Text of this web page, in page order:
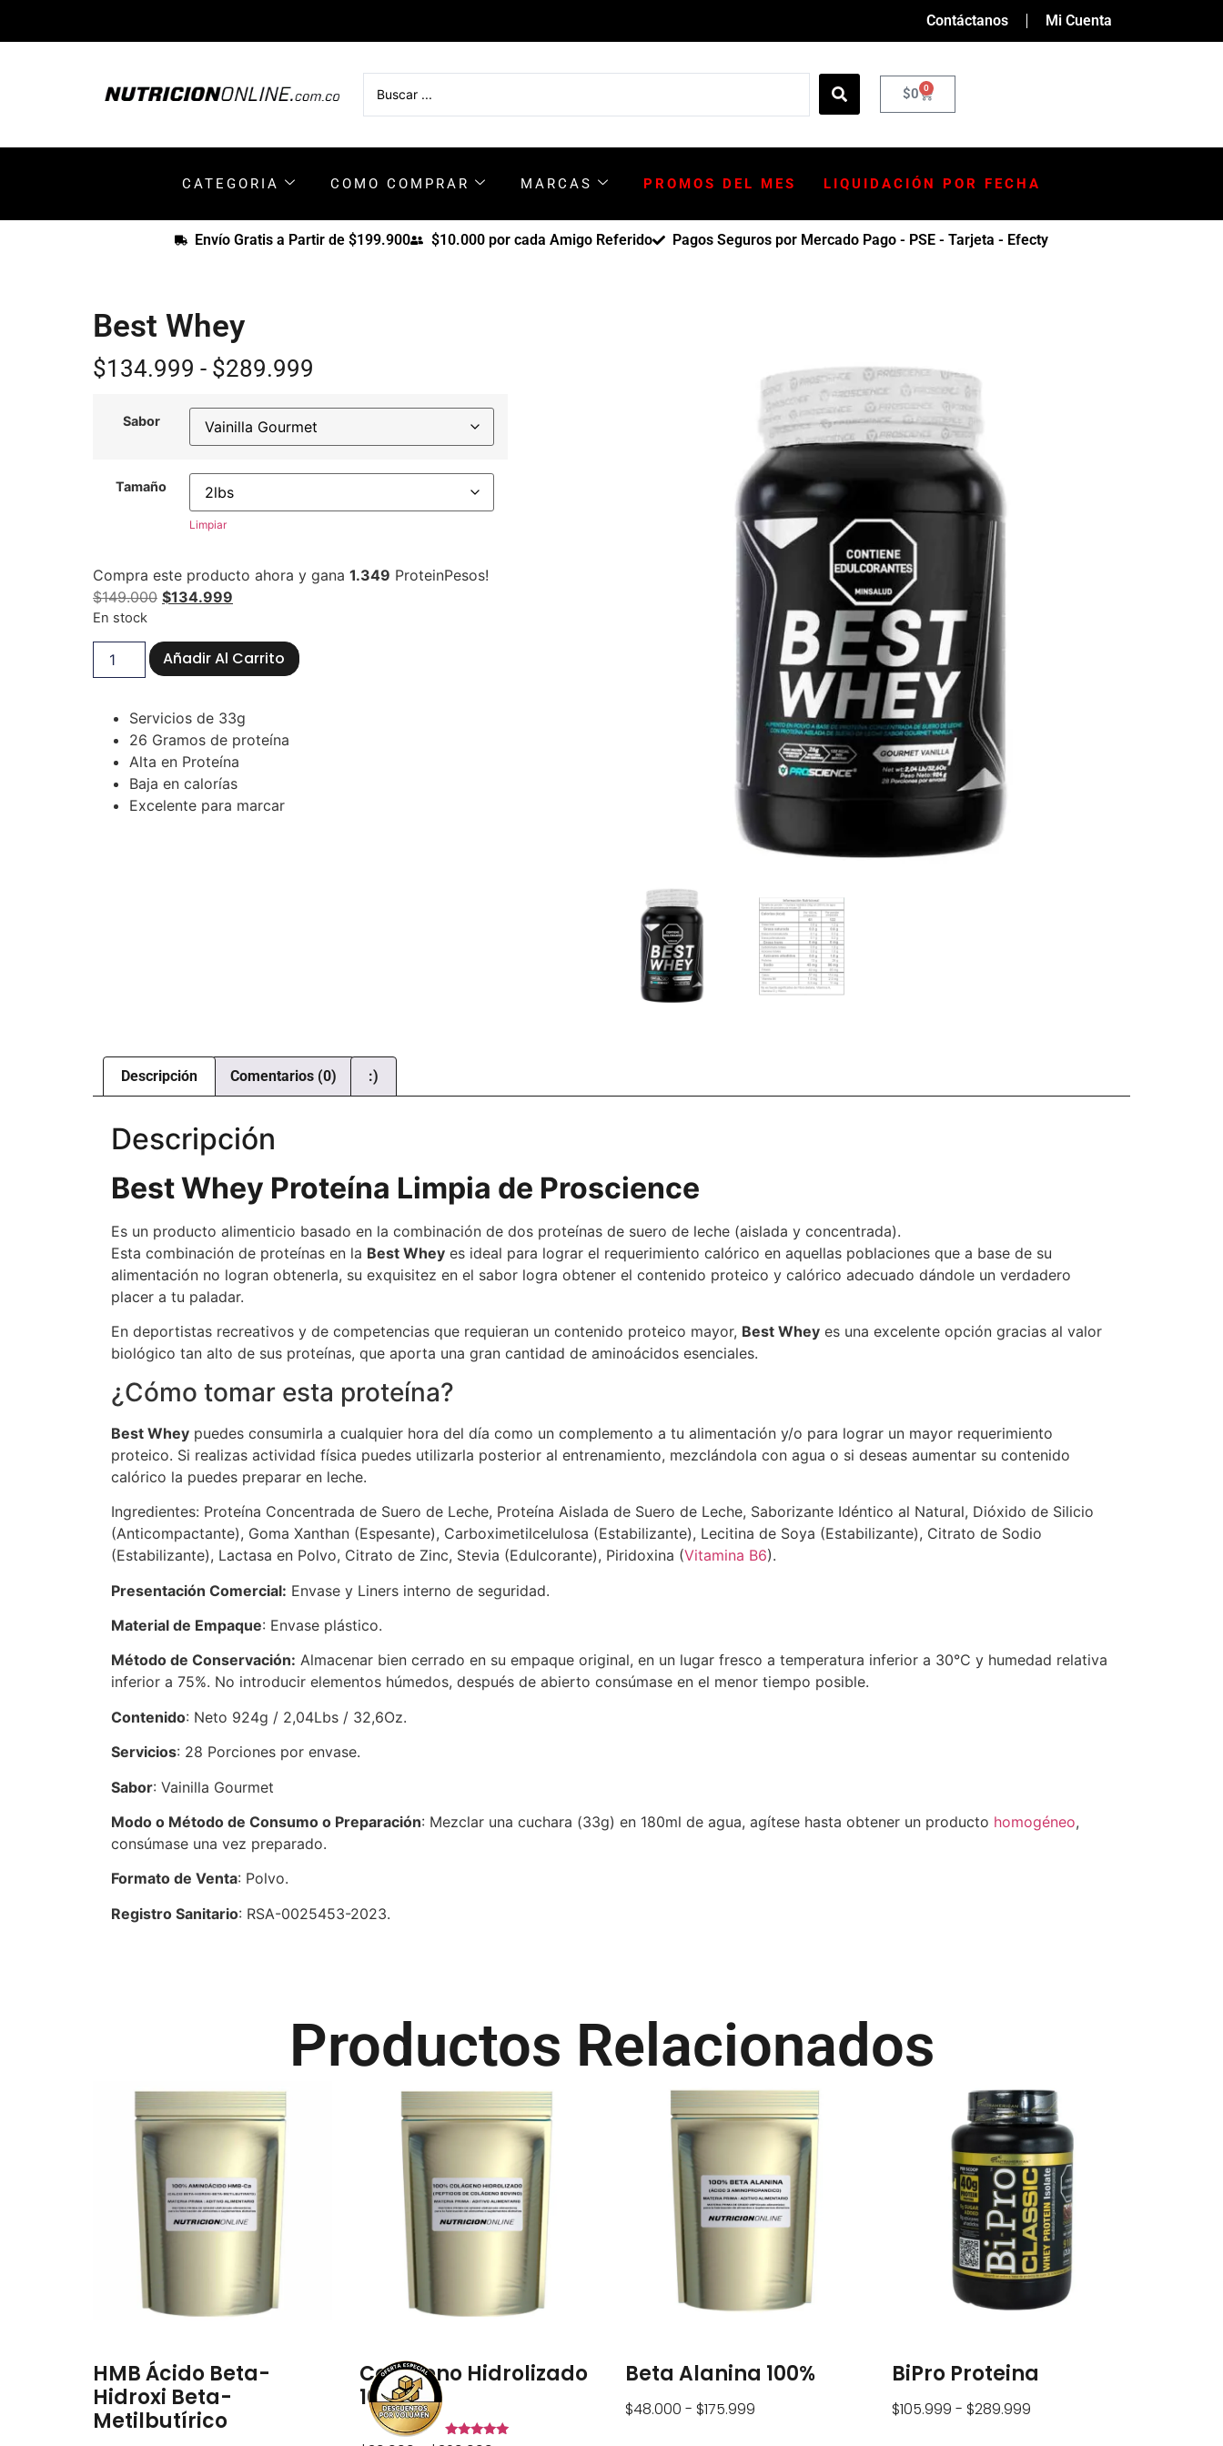
Contáctanos Mi Cuenta
$0 0
CATEGORIA COMO COMPRAR MARCAS PROMOS DEL MES LIQUIDACIÓN POR FECHA
Envío Gratis a Partir de $199.900 $10.000 por cada Amigo Referido Pagos Seguros por Mercado Pago - PSE - Tarjeta - Efecty
Best Whey
$134.999 - $289.999
Sabor
Tamaño
Limpiar
Compra este producto ahora y gana 1.349 ProteinPesos!
$149.000 $134.999
En stock
Añadir Al Carrito
Servicios de 33g
26 Gramos de proteína
Alta en Proteína
Baja en calorías
Excelente para marcar
Descripción Comentarios (0) :)
Descripción
Best Whey Proteína Limpia de Proscience
Es un producto alimenticio basado en la combinación de dos proteínas de suero de leche (aislada y concentrada).
Esta combinación de proteínas en la Best Whey es ideal para lograr el requerimiento calórico en aquellas poblaciones que a base de su
alimentación no logran obtenerla, su exquisitez en el sabor logra obtener el contenido proteico y calórico adecuado dándole un verdadero
placer a tu paladar.
En deportistas recreativos y de competencias que requieran un contenido proteico mayor, Best Whey es una excelente opción gracias al valor
biológico tan alto de sus proteínas, que aporta una gran cantidad de aminoácidos esenciales.
¿Cómo tomar esta proteína?
Best Whey puedes consumirla a cualquier hora del día como un complemento a tu alimentación y/o para lograr un mayor requerimiento
proteico. Si realizas actividad física puedes utilizarla posterior al entrenamiento, mezclándola con agua o si deseas aumentar su contenido
calórico la puedes preparar en leche.
Ingredientes: Proteína Concentrada de Suero de Leche, Proteína Aislada de Suero de Leche, Saborizante Idéntico al Natural, Dióxido de Silicio
(Anticompactante), Goma Xanthan (Espesante), Carboximetilcelulosa (Estabilizante), Lecitina de Soya (Estabilizante), Citrato de Sodio
(Estabilizante), Lactasa en Polvo, Citrato de Zinc, Stevia (Edulcorante), Piridoxina (Vitamina B6).
Presentación Comercial: Envase y Liners interno de seguridad.
Material de Empaque: Envase plástico.
Método de Conservación: Almacenar bien cerrado en su empaque original, en un lugar fresco a temperatura inferior a 30°C y humedad relativa
inferior a 75%. No introducir elementos húmedos, después de abierto consúmase en el menor tiempo posible.
Contenido: Neto 924g / 2,04Lbs / 32,6Oz.
Servicios: 28 Porciones por envase.
Sabor: Vainilla Gourmet
Modo o Método de Consumo o Preparación: Mezclar una cuchara (33g) en 180ml de agua, agítese hasta obtener un producto homogéneo,
consúmase una vez preparado.
Formato de Venta: Polvo.
Registro Sanitario: RSA-0025453-2023.
Productos Relacionados
HMB Ácido Beta-
Hidroxi Beta-
Metilbutírico
Colágeno Hidrolizado
100%
Beta Alanina 100%
$48.000 - $175.999
BiPro Proteina
$105.999 - $289.999